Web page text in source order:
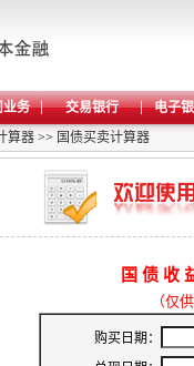
业务 交易银行 电子
算器 >> 国债买卖计算器